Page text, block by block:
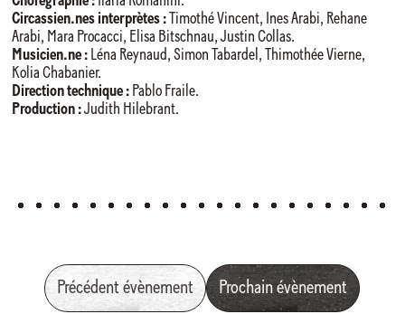
Circassien.nes interprètes :Timothé Vincent, Ines Arabi, Rehane
Arabi, Mara Procacci, Elisa Bitschnau, Justin Collas.
Musicien.ne : Léna Reynaud, Simon Tabardel, Thimothée Vierne,
Kolia Chabanier.
Direction technique : Pablo Fraile.
Production :Judith Hilebrant.
Précédent évènement Prochain évènement